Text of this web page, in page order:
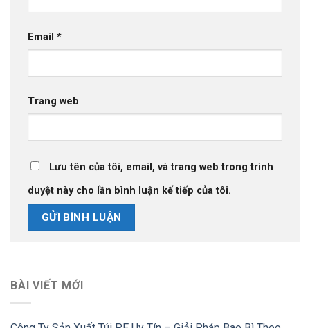
Email *
Trang web
Lưu tên của tôi, email, và trang web trong trình
duyệt này cho lần bình luận kế tiếp của tôi.
BÀI VIẾT MỚI